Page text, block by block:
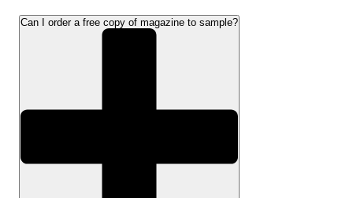
Can I order a free copy of magazine to sample?